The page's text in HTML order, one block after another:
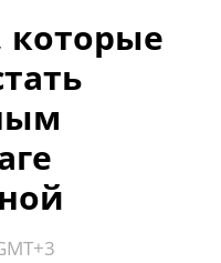
которые